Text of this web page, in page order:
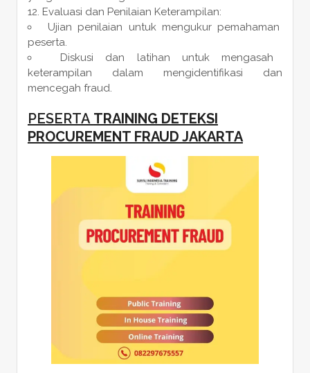
Evaluasi dan Penilaian Keterampilan:
Ujian penilaian untuk mengukur pemahaman
peserta.
Diskusi dan latihan untuk mengasah
keterampilan dalam mengidentifikasi dan
mencegah fraud.
PESERTA TRAINING DETEKSI
PROCUREMENT FRAUD JAKARTA